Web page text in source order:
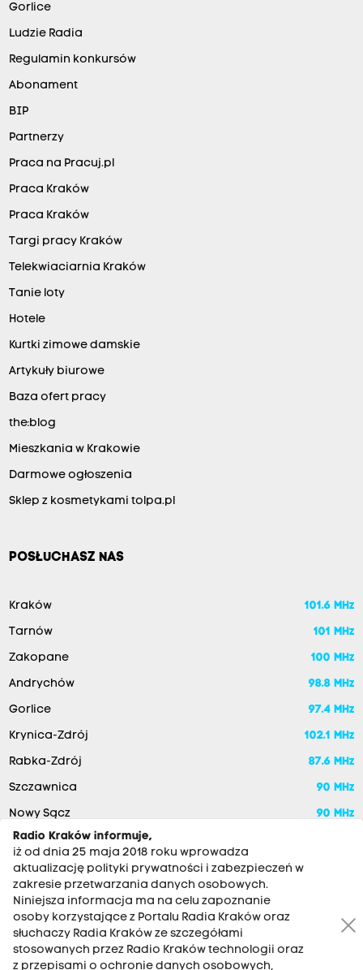
Gorlice
Ludzie Radia
Regulamin konkursów
Abonament
BIP
Partnerzy
Praca na Pracuj.pl
Praca Kraków
Praca Kraków
Targi pracy Kraków
Telekwiaciarnia Kraków
Tanie loty
Hotele
Kurtki zimowe damskie
Artykuły biurowe
Baza ofert pracy
the:blog
Mieszkania w Krakowie
Darmowe ogłoszenia
Sklep z kosmetykami tolpa.pl
POSŁUCHASZ NAS
Kraków 101.6 MHz
Tarnów 101 MHz
Zakopane 100 MHz
Andrychów 98.8 MHz
Gorlice 97.4 MHz
Krynica-Zdrój 102.1 MHz
Rabka-Zdrój 87.6 MHz
Szczawnica 90 MHz
Nowy Sącz 90 MHz
RADIO KRAKÓW SA. Aleja Juliusza Słowackiego 22, 30-007
Radio Kraków informuje,
iż od dnia 25 maja 2018 roku wprowadza
aktualizację polityki prywatności i zabezpieczeń w
zakresie przetwarzania danych osobowych.
Niniejsza informacja ma na celu zapoznanie
osoby korzystające z Portalu Radia Kraków oraz
słuchaczy Radia Kraków ze szczegółami
stosowanych przez Radio Kraków technologii oraz
z przepisami o ochronie danych osobowych,